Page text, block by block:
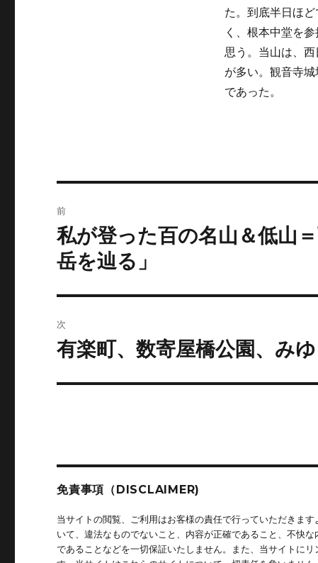
た。到底半日ほ
く、根本中堂を
思う。当山は、
が多い。観音寺
であった。
稿
ナ
ゲ
ー
前
前
の
投
稿:
私が登った百の名山＆低山
岳を辿る」
次
次
投
有楽町、数寄屋橋公園、み
免責事項（DISCLAIMER)
当サイトの閲覧、ご利用はお客様の責任で行っていただきま
いて、違法なものでないこと、内容が正確であること、不快
であることなどを一切保証いたしません。また、当サイトに